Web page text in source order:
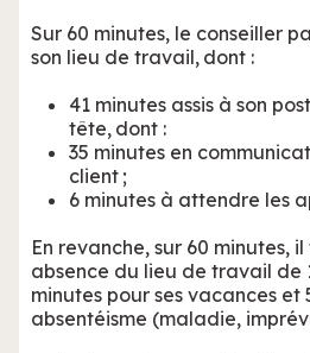
Sur 60 minutes, le conseiller
son lieu de travail, dont :
41 minutes assis à son
tête, dont :
35 minutes en
client ;
6 minutes à attendre les
En revanche, sur 60 minutes,
absence du lieu de travail de
minutes pour ses vacances et
absentéisme (maladie,